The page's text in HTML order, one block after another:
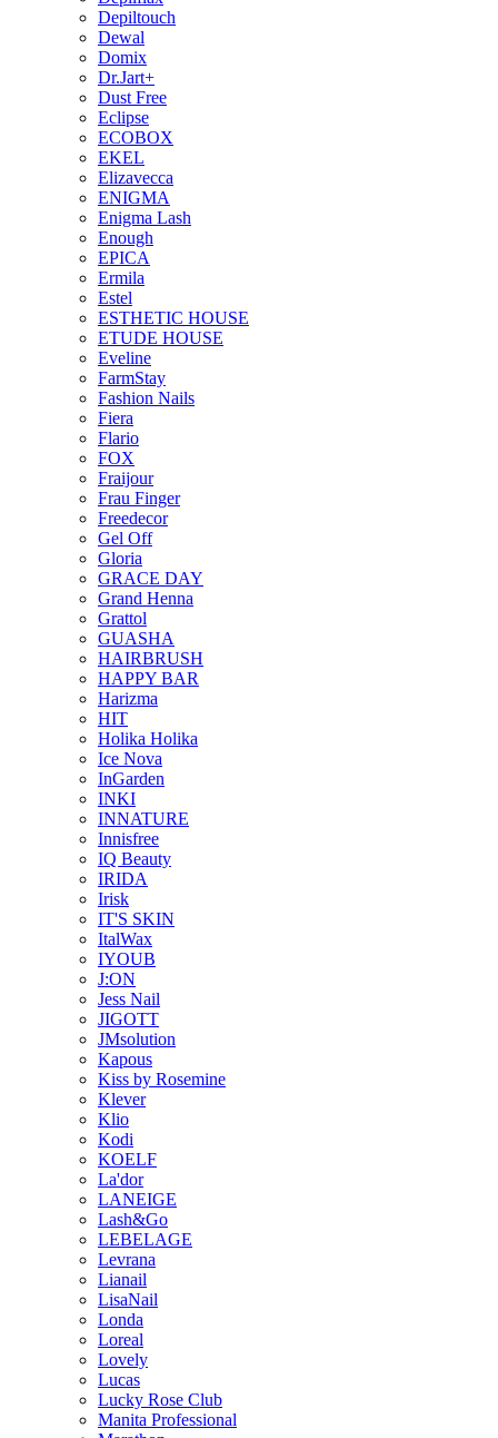
Depiltouch
Dewal
Domix
Dr.Jart+
Dust Free
Eclipse
ECOBOX
EKEL
Elizavecca
ENIGMA
Enigma Lash
Enough
EPICA
Ermila
Estel
ESTHETIC HOUSE
ETUDE HOUSE
Eveline
FarmStay
Fashion Nails
Fiera
Flario
FOX
Fraijour
Frau Finger
Freedecor
Gel Off
Gloria
GRACE DAY
Grand Henna
Grattol
GUASHA
HAIRBRUSH
HAPPY BAR
Harizma
HIT
Holika Holika
Ice Nova
InGarden
INKI
INNATURE
Innisfree
IQ Beauty
IRIDA
Irisk
IT'S SKIN
ItalWax
IYOUB
J:ON
Jess Nail
JIGOTT
JMsolution
Kapous
Kiss by Rosemine
Klever
Klio
Kodi
KOELF
La'dor
LANEIGE
Lash&Go
LEBELAGE
Levrana
Lianail
LisaNail
Londa
Loreal
Lovely
Lucas
Lucky Rose Club
Manita Professional